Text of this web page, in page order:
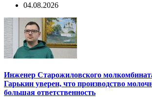
04.08.2026
Инженер Старожиловского
Гарькин уверен, что производство
большая ответственность